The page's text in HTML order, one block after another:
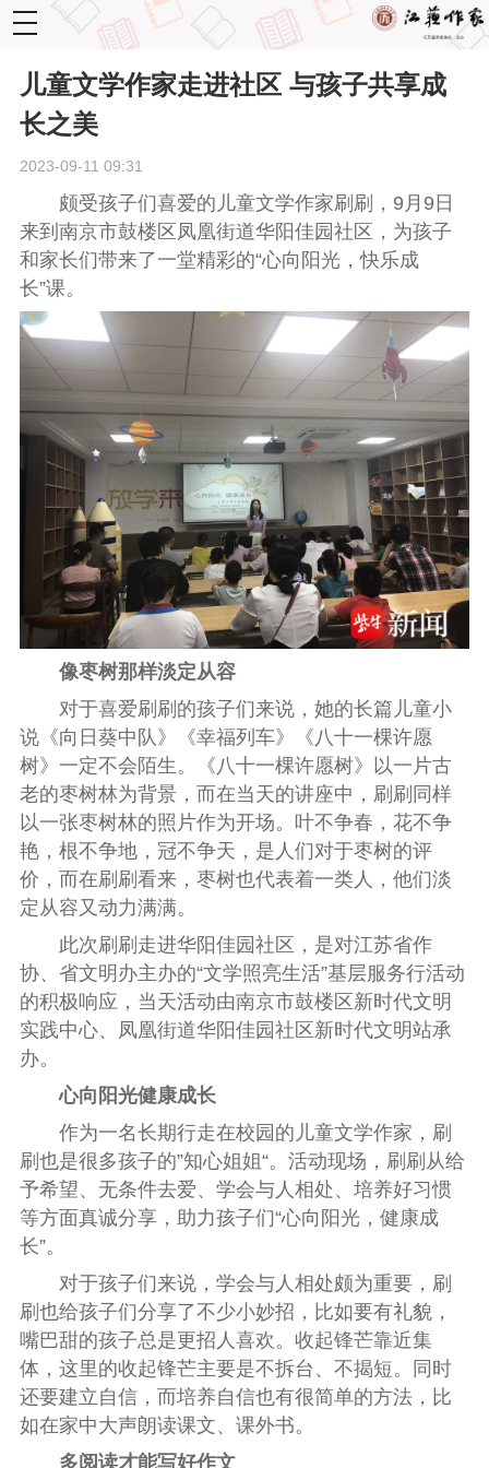
toggle
navigation
儿童文学作家走进社区 与孩子共享成
长之美
2023-09-11 09:31
颇受孩子们喜爱的儿童文学作家刷刷，9月9日
来到南京市鼓楼区凤凰街道华阳佳园社区，为孩子
和家长们带来了一堂精彩的“心向阳光，快乐成
长”课。
像枣树那样淡定从容
对于喜爱刷刷的孩子们来说，她的长篇儿童小
说《向日葵中队》《幸福列车》《八十一棵许愿
树》一定不会陌生。《八十一棵许愿树》以一片古
老的枣树林为背景，而在当天的讲座中，刷刷同样
以一张枣树林的照片作为开场。叶不争春，花不争
艳，根不争地，冠不争天，是人们对于枣树的评
价，而在刷刷看来，枣树也代表着一类人，他们淡
定从容又动力满满。
此次刷刷走进华阳佳园社区，是对江苏省作
协、省文明办主办的“文学照亮生活”基层服务行活动
的积极响应，当天活动由南京市鼓楼区新时代文明
实践中心、凤凰街道华阳佳园社区新时代文明站承
办。
心向阳光健康成长
作为一名长期行走在校园的儿童文学作家，刷
刷也是很多孩子的”知心姐姐“。活动现场，刷刷从给
予希望、无条件去爱、学会与人相处、培养好习惯
等方面真诚分享，助力孩子们“心向阳光，健康成
长”。
对于孩子们来说，学会与人相处颇为重要，刷
刷也给孩子们分享了不少小妙招，比如要有礼貌，
嘴巴甜的孩子总是更招人喜欢。收起锋芒靠近集
体，这里的收起锋芒主要是不拆台、不揭短。同时
还要建立自信，而培养自信也有很简单的方法，比
如在家中大声朗读课文、课外书。
多阅读才能写好作文